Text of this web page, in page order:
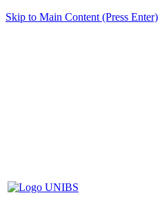
Skip to Main Content (Press Enter)